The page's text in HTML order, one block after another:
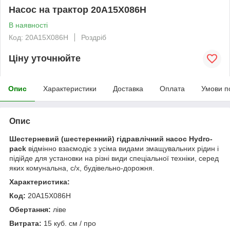
Насос на трактор 20A15X086H
В наявності
Код: 20A15X086H
Роздріб
Ціну уточнюйте
Опис Характеристики Доставка Оплата Умови
Опис
Шестерневий (шестеренний) гідравлічний насос Hydro-
pack відмінно взаємодіє з усіма видами змащувальних рідин і
підійде для установки на різні види спеціальної техніки, серед
яких комунальна, с/х, будівельно-дорожня.
Характеристика:
Код: 20A15X086H
Обертання: ліве
Витрата: 15 куб. см / про